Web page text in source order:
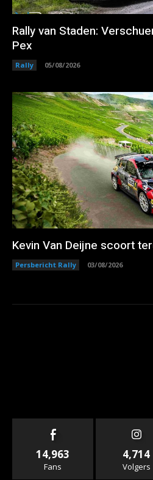
Rally van Staden:
Pex
Rally 05/08/2026
Kevin Van Deijne scoort
Persbericht Rally 03/08/2026
14,963
Fans
4,714
Volgers